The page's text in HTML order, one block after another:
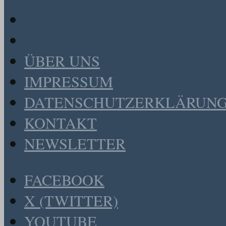
ÜBER UNS
IMPRESSUM
KONTAKT
NEWSLETTER
FACEBOOK
X (TWITTER)
YOUTUBE